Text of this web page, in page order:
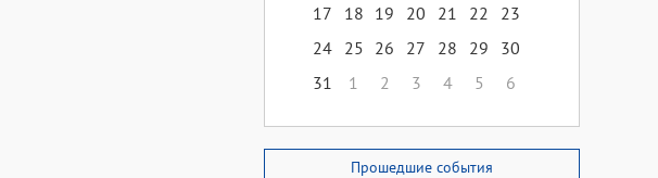
17
18 19 20 21 22
23
24 25 26 27 28 29
30
31
1 2 3 4 5 6
Прошедшие события